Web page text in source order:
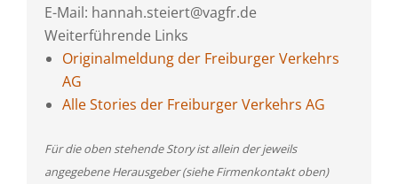
E-Mail: hannah.steiert@vagfr.de
Weiterführende Links
Originalmeldung der Freiburger Verkehrs
AG
Alle Stories der Freiburger Verkehrs AG
Für die oben stehende Story ist allein der jeweils
angegebene Herausgeber (siehe Firmenkontakt oben)